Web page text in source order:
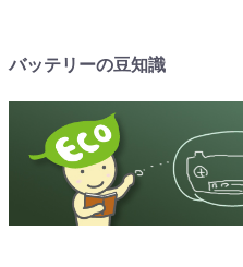
バッテリーの豆知識